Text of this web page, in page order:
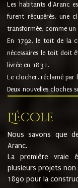
Les habitants d'Aranc
furent récupérés, une
transformée, comme
En 1792, le toit de la
nécessaires le toit doit
livrée en 1831.
Le clocher, réclamé par
Deux nouvelles cloches
L'école
Nous savons que
Aranc.
La première vraie
plusieurs projets
1890 pour la